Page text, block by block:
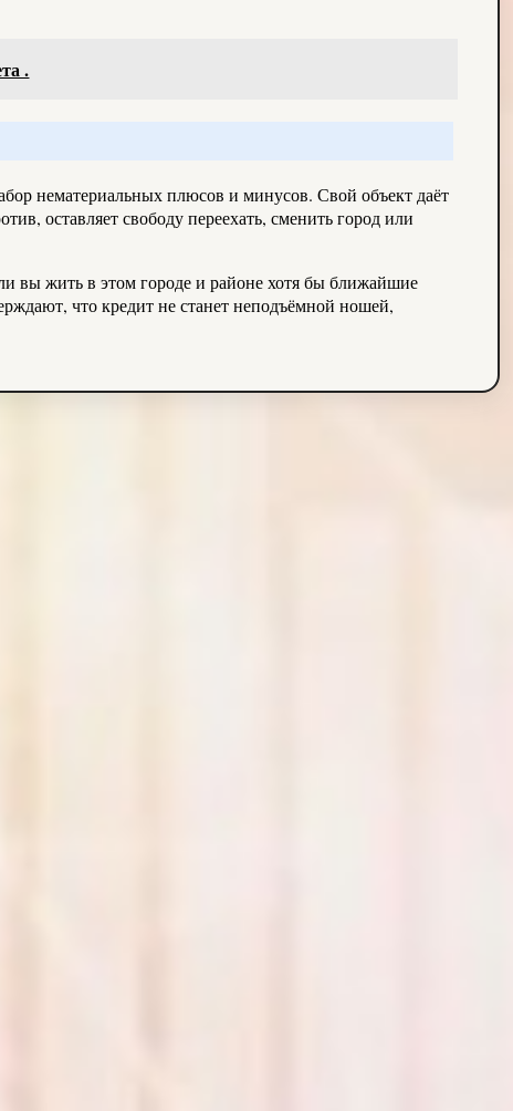
.
нематериальных плюсов и минусов. Свой объект даёт
оставляет свободу переехать, сменить город или
вы жить в этом городе и районе хотя бы ближайшие
что кредит не станет неподъёмной ношей,